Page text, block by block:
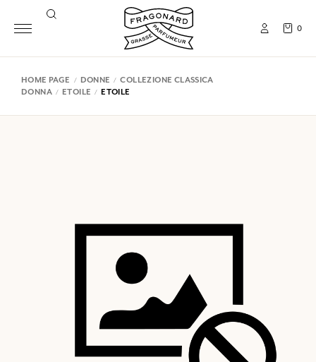
0
HOME PAGE DONNE
COLLEZIONE CLASSICA
DONNA
ETOILE ETOILE